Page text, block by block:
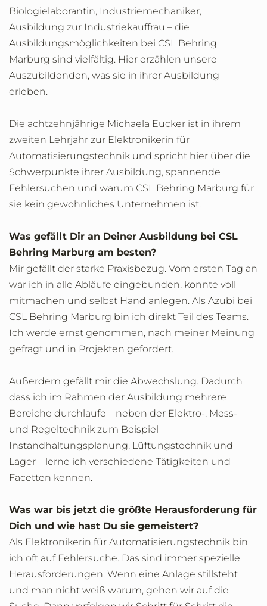
Biologielaborantin, Industriemechaniker,
Ausbildung zur Industriekauffrau – die
Ausbildungsmöglichkeiten bei CSL Behring
Marburg sind vielfältig. Hier erzählen unsere
Auszubildenden, was sie in ihrer Ausbildung
erleben.
Die achtzehnjährige Michaela Eucker ist in ihrem
zweiten Lehrjahr zur Elektronikerin für
Automatisierungstechnik und spricht hier über die
Schwerpunkte ihrer Ausbildung, spannende
Fehlersuchen und warum CSL Behring Marburg für
sie kein gewöhnliches Unternehmen ist.
Was gefällt Dir an Deiner Ausbildung bei CSL
Behring Marburg am besten?
Mir gefällt der starke Praxisbezug. Vom ersten Tag an
war ich in alle Abläufe eingebunden, konnte voll
mitmachen und selbst Hand anlegen. Als Azubi bei
CSL Behring Marburg bin ich direkt Teil des Teams.
Ich werde ernst genommen, nach meiner Meinung
gefragt und in Projekten gefordert.
Außerdem gefällt mir die Abwechslung. Dadurch
dass ich im Rahmen der Ausbildung mehrere
Bereiche durchlaufe – neben der Elektro-, Mess-
und Regeltechnik zum Beispiel
Instandhaltungsplanung, Lüftungstechnik und
Lager – lerne ich verschiedene Tätigkeiten und
Facetten kennen.
Was war bis jetzt die größte Herausforderung für
Dich und wie hast Du sie gemeistert?
Als Elektronikerin für Automatisierungstechnik bin
ich oft auf Fehlersuche. Das sind immer spezielle
Herausforderungen. Wenn eine Anlage stillsteht
und man nicht weiß warum, gehen wir auf die